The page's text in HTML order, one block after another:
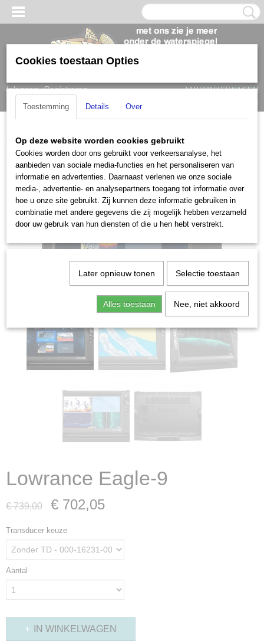
Inloggen Registreren
UW WINKELWAGEN
(0)
Home > Lowrance Lowrance Eagle Lowrance Eagle-9
Lowrance Eagle-9
€ 739,00 € 702,05
Transducer keuze
Aantal
IN WINKELWAGEN
Cookies toestaan Opties
Toestemming Details Over
Op deze website worden cookies gebruikt
Cookies worden door ons gebruikt voor verkeersanalyse, het
aanbieden van sociale media-functies en het personaliseren van
informatie en advertenties. Daarnaast verlenen we onze sociale
media-, advertentie- en analysepartners toegang tot informatie over
hoe u onze site gebruikt. Zij kunnen deze informatie gebruiken in
combinatie met andere gegevens die zij mogelijk hebben verzameld
door uw gebruik van hun diensten of die u hen hebt verstrekt.
Later opnieuw tonen Selectie toestaan
Alles toestaan Nee, niet akkoord